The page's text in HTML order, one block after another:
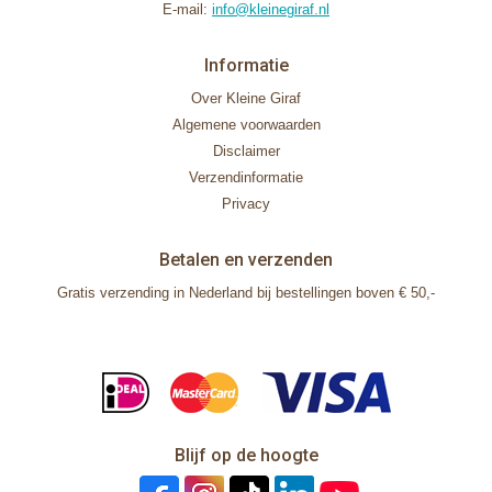
E-mail: info@kleinegiraf.nl
Informatie
Over Kleine Giraf
Algemene voorwaarden
Disclaimer
Verzendinformatie
Privacy
Betalen en verzenden
Gratis verzending in Nederland bij bestellingen boven € 50,-
Blijf op de hoogte